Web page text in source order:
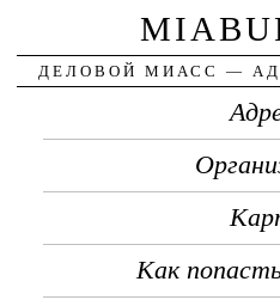
ДЕЛОВОЙ МИАСС —
Как